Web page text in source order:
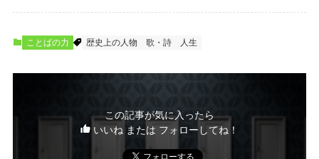
ことばの力 歴史上の人物 歌・詩 人生
この記事が気に入ったら
いいね または フォローしてね！